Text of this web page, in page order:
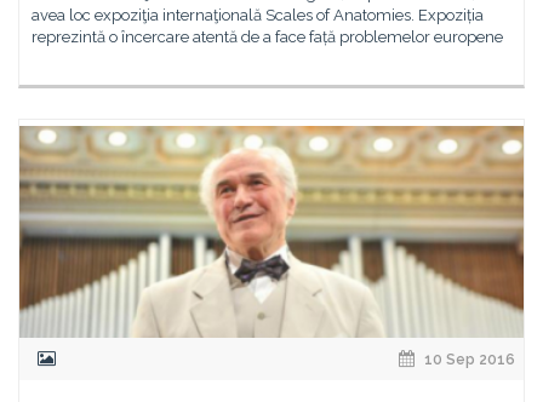
avea loc expoziţia internaţională Scales of Anatomies. Expoziția
reprezintă o încercare atentă de a face față problemelor europene
10 Sep 2016